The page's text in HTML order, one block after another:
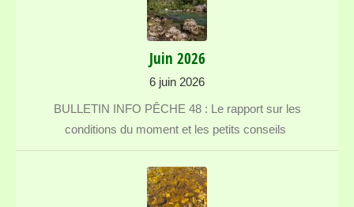
Juin 2026
6 juin 2026
BULLETIN INFO PÊCHE 48 : Le rapport sur les
conditions du moment et les petits conseils